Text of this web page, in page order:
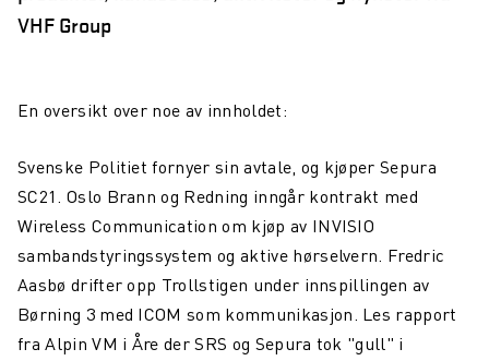
VHF Group
En oversikt over noe av innholdet:
Svenske Politiet fornyer sin avtale, og kjøper Sepura
SC21. Oslo Brann og Redning inngår kontrakt med
Wireless Communication om kjøp av INVISIO
sambandstyringssystem og aktive hørselvern. Fredric
Aasbø drifter opp Trollstigen under innspillingen av
Børning 3 med ICOM som kommunikasjon. Les rapport
fra Alpin VM i Åre der SRS og Sepura tok "gull" i